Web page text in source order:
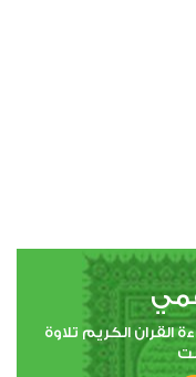
الكريم تلاوة